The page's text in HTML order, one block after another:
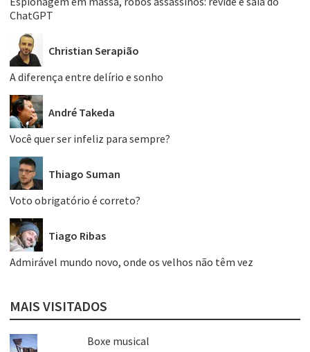
ChatGPT
Christian Serapião
A diferença entre delírio e sonho
André Takeda
Você quer ser infeliz para sempre?
Thiago Suman
Voto obrigatório é correto?
Tiago Ribas
Admirável mundo novo, onde os velhos não têm vez
MAIS VISITADOS
Boxe musical